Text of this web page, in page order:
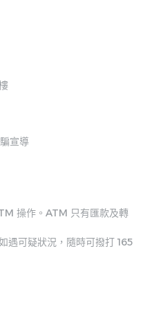
宣導
操作。ATM 只有匯款及轉
遇可疑狀況，隨時可撥打 165